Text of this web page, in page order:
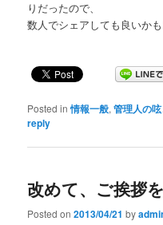
りだったので、
数人でシェアしても良いかも
Posted in 情報一般,管理人の呟
reply
改めて、ご挨拶を
Posted on2013/04/21 by